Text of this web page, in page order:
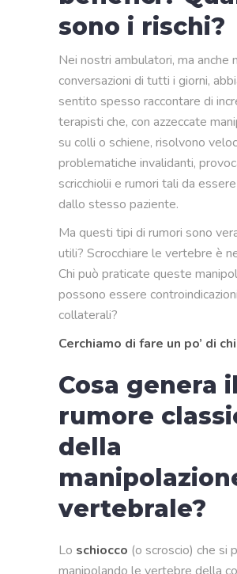
sono i rischi?
Nei nostri ambulatori, ma anche
conversazioni di tutti i giorni,
sentito spesso raccontare di
terapisti che, con azzeccate
su colli o schiene, risolvono
problematiche invalidanti,
scricchiolii e rumori tali da
dallo stesso paziente.
Ma questi tipi di rumori sono
utili? Scrocchiare le vertebre è
Chi può praticate queste
possono essere
collaterali?
Cerchiamo di fare un po’ di
Cosa genera il
rumore
della
vertebrale?
Lo schiocco (o scroscio) che si